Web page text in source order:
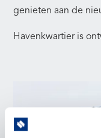
genieten aan de
Havenkwartier is